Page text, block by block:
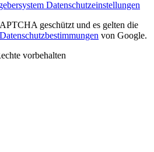
Datenschutzeinstellungen
geschützt und es gelten die
Datenschutzbestimmungen von Google.
vorbehalten